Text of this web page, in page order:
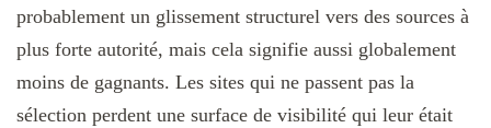
probablement un glissement structurel vers des sources à
plus forte autorité, mais cela signifie aussi globalement
moins de gagnants. Les sites qui ne passent pas la
sélection perdent une surface de visibilité qui leur était